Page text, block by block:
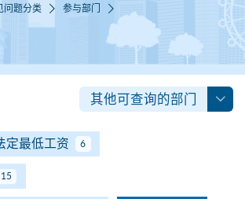
问题分类 参与部门
其他可查询的部门
定最低工资 6
15